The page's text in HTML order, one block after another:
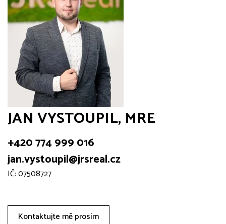
JAN VYSTOUPIL, MRE
+420 774 999 016
jan.vystoupil@jrsreal.cz
IČ: 07508727
Kontaktujte mě prosím